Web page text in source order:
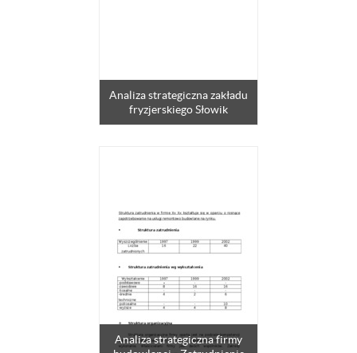
Analiza strategiczna zakładu
fryzjerskiego Słowik
Analiza strategiczna firmy